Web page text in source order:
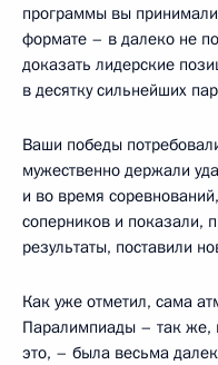
программы вы
формате – в далеко не
доказать лидерские
в десятку сильнейших
Ваши победы
мужественно держали
и во время
соперников и
результаты, поставили
Как уже отметил, сама
Паралимпиады – так же,
это, – была весьма